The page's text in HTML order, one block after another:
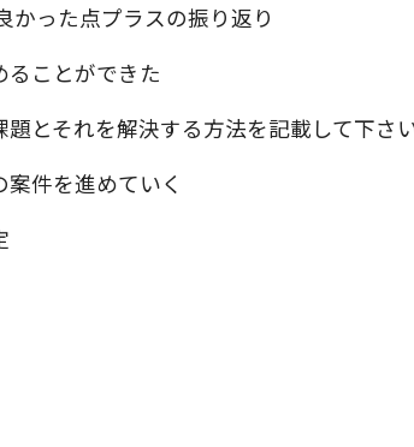
った点プラスの振り返り
ことができた
とそれを解決する方法を記載して下さい
件を進めていく